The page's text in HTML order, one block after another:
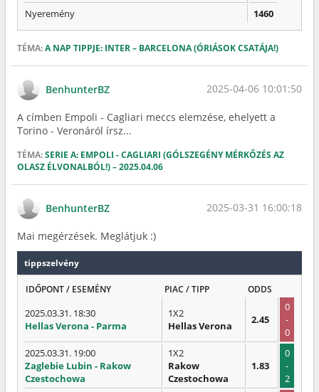
Nyeremény
1460
TÉMA:A NAP TIPPJE: INTER – BARCELONA (ÓRIÁSOK CSATÁJA!)
BenhunterBZ 2025-04-06 10:01:50
A címben Empoli - Cagliari meccs elemzése, ehelyett a
Torino - Veronáról írsz...
TÉMA:SERIE A: EMPOLI - CAGLIARI (GÓLSZEGÉNY MÉRKŐZÉS AZ
OLASZ ÉLVONALBÓL!) – 2025.04.06
BenhunterBZ 2025-03-31 16:00:18
Mai megérzések. Meglátjuk :)
tippszelvény
IDŐPONT / ESEMÉNY PIAC / TIPP ODDS
2025.03.31. 18:30
Hellas Verona - Parma
1X2
Hellas Verona
2.45
0
-
0
2025.03.31. 19:00
Zaglebie Lubin - Rakow
Czestochowa
1X2
Rakow
Czestochowa
1.83
0
-
2